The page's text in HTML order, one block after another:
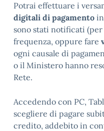
Potrai effettuare i
digitali di pagamento
sono stati notificati
frequenza, oppure fare
ogni causale di
o il Ministero hanno
Rete.
Accedendo con PC,
scegliere di pagare
credito, addebito in